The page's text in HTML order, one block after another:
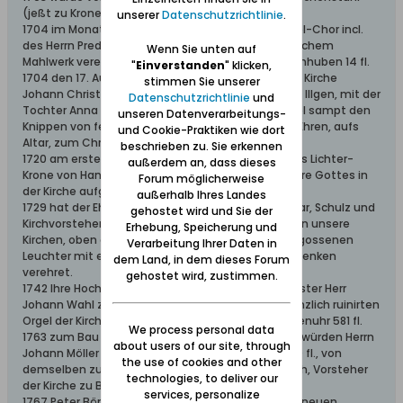
(jeßt zu Kronehof gehörig) erbaut.
1704 im Monat Mai sind die 17 Stände unterm Orgel-Chor incl.
des Herrn Prediger Stand gemahlet worden, zu welchem
Mahlwerk verehret hat Hans Hendrichsen auf Freienhuben 14 fl.
1704 den 17. August hat des Schulmeisters bei der Kirche
Johann Christoph Tielemanns Ehefrau, Adelgunde Illgen, mit der
Tochter Anna Dorothea Tielemann ein Vorstachsel sampt den
Knippen von feiner Schlesischer Lauendt, Gott zu Ehren, aufs
Altar, zum Christl. Andenken verehret.
1720 am ersten Weihnachts-Feiertag, die Messings Lichter-
Krone von Hans Bartsch geschenkt, zur Zier und Ehre Gottes in
der Kirche aufgehängt.
1729 hat der Ehrengeachte Peter Stüwe, Mitnachbar, Schulz und
Kirchvorsteher allhier zu Bohnsäck, Gott zu Ehren, in unsere
Kirchen, oben der Sacristei einen Missingschen gegossenen
Leuchter mit einem Arm, zum stetwehrenden Andenken
verehret.
1742 Ihre Hochedle Gestrenge Herrl. der Bürgermeister Herr
Johann Wahl zu Wiedererbauung der im Kriege gänzlich ruinirten
Orgel der Kirche geschenket 1455 fl. ltem zur Kirchenuhr 581 fl.
1763 zum Bau des Prediger Hauses von Sr. Wohlehrwürden Herrn
Johann Möller Prediger in Bohnsack geschenkt 400 fl., von
demselben zu den Fenstern 41 fl., Gerhardt Bartsch, Vorsteher
der Kirche zu Bohnsack 100 fl. verehrt.
unsererDatenschutzrichtlinie.
Wenn Sie unten auf
"Einverstanden" klicken,
stimmen Sie unserer
Datenschutzrichtlinie und
unseren Datenverarbeitungs-
und Cookie-Praktiken wie dort
beschrieben zu. Sie erkennen
außerdem an, dass dieses
Forum möglicherweise
außerhalb Ihres Landes
gehostet wird und Sie der
Erhebung, Speicherung und
Verarbeitung Ihrer Daten in
dem Land, in dem dieses Forum
gehostet wird, zustimmen.
We process personal data
about users of our site, through
the use of cookies and other
technologies, to deliver our
services, personalize